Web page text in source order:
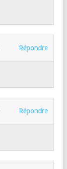
Répondre
Répondre